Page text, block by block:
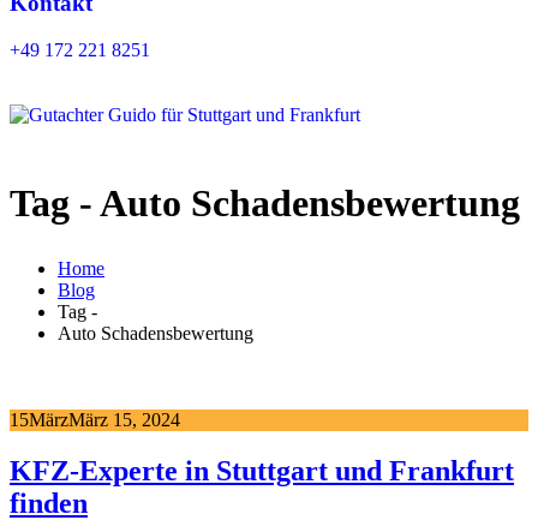
+49 172 221 8251
Tag - Auto Schadensbewertung
Home
Blog
Tag -
Auto Schadensbewertung
15MärzMärz 15, 2024
KFZ-Experte in Stuttgart und Frankfurt
finden